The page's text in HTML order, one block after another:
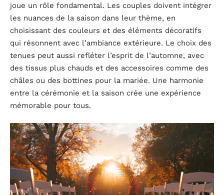
joue un rôle fondamental. Les couples doivent intégrer
les nuances de la saison dans leur thème, en
choisissant des couleurs et des éléments décoratifs
qui résonnent avec l’ambiance extérieure. Le choix des
tenues peut aussi refléter l’esprit de l’automne, avec
des tissus plus chauds et des accessoires comme des
châles ou des bottines pour la mariée. Une harmonie
entre la cérémonie et la saison crée une expérience
mémorable pour tous.